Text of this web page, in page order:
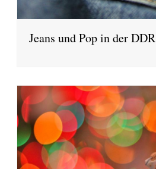
Jeans und Pop in der DDR